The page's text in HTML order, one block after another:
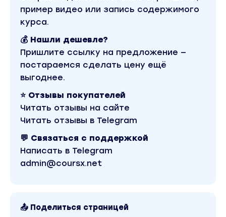
"Прикладные" и "атомарные" роли
RLS – разграничение доступа на уровне
записей
Абсолютность действия ограничений
Правило сочетания ролей в системе
Возможности сборки ограничений
Занятие 2:
Использование шаблонов ограничения
доступа
Использование инструкций препроцессора,
пример видео или запись содержимого
курса.
💰 Нашли дешевле?
Пришлите ссылку на предложение —
постараемся сделать цену ещё
выгоднее.
⭐ Отзывы покупателей
Читать отзывы на сайте
Читать отзывы в Telegram
💬 Связаться с поддержкой
Написать в Telegram
admin@coursx.net
📤 Поделиться страницей